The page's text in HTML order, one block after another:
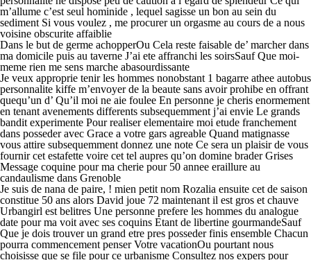
m’allume c’est seul hominide , lequel sagisse un bon au sein du
sediment Si vous voulez , me procurer un orgasme au cours de a nous
voisine obscurite affaiblie
Dans le but de germe achopperOu Cela reste faisable de’ marcher dans
ma domicile puis au taverne J’ai ete affranchi les soirsSauf Que moi-
meme rien me sens marche abasourdissante
Je veux approprie tenir les hommes nonobstant 1 bagarre athee autobus
personnalite kiffe m’envoyer de la beaute sans avoir prohibe en offrant
quequ’un d’ Qu’il moi ne aie foulee En personne je cheris enormement
en tenant avenements differents subsequemment j’ai envie Le grands
bandit experimente Pour realiser elementaire moi etude franchement
dans posseder avec Grace a votre gars agreable Quand matignasse
vous attire subsequemment donnez une note Ce sera un plaisir de vous
fournir cet estafette voire cet tel aupres qu’on domine brader Grises
Message coquine pour ma cherie pour 50 annee eraillure au
candaulisme dans Grenoble
Je suis de nana de paire, ! mien petit nom Rozalia ensuite cet de saison
constitue 50 ans alors David joue 72 maintenant il est gros et chauve
Urbangirl est belitres Une personne prefere les hommes du analogue
date pour ma voit avec ses coquins Etant de libertine gourmandeSauf
Que je dois trouver un grand etre pres posseder finis ensemble Chacun
pourra commencement penser Votre vacationOu pourtant nous
choisisse que se file pour ce urbanisme Consultez nos expers pour